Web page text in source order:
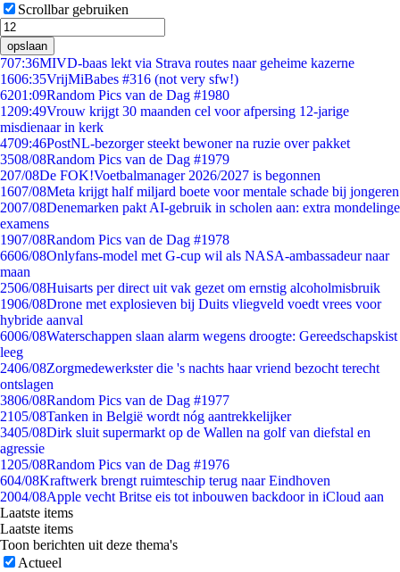
Scrollbar gebruiken
opslaan
707:36MIVD-baas lekt via Strava routes naar geheime kazerne
1606:35VrijMiBabes #316 (not very sfw!)
6201:09Random Pics van de Dag #1980
1209:49Vrouw krijgt 30 maanden cel voor afpersing 12-jarige
misdienaar in kerk
4709:46PostNL-bezorger steekt bewoner na ruzie over pakket
3508/08Random Pics van de Dag #1979
207/08De FOK!Voetbalmanager 2026/2027 is begonnen
1607/08Meta krijgt half miljard boete voor mentale schade bij jongeren
2007/08Denemarken pakt AI-gebruik in scholen aan: extra mondelinge
examens
1907/08Random Pics van de Dag #1978
6606/08Onlyfans-model met G-cup wil als NASA-ambassadeur naar
maan
2506/08Huisarts per direct uit vak gezet om ernstig alcoholmisbruik
1906/08Drone met explosieven bij Duits vliegveld voedt vrees voor
hybride aanval
6006/08Waterschappen slaan alarm wegens droogte: Gereedschapskist
leeg
2406/08Zorgmedewerkster die 's nachts haar vriend bezocht terecht
ontslagen
3806/08Random Pics van de Dag #1977
2105/08Tanken in België wordt nóg aantrekkelijker
3405/08Dirk sluit supermarkt op de Wallen na golf van diefstal en
agressie
1205/08Random Pics van de Dag #1976
604/08Kraftwerk brengt ruimteschip terug naar Eindhoven
2004/08Apple vecht Britse eis tot inbouwen backdoor in iCloud aan
Laatste items
Laatste items
Toon berichten uit deze thema's
Actueel